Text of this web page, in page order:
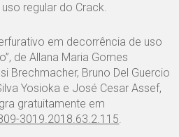
regular do Crack.
em decorrência de uso
de Allana Maria Gomes
Brechmacher, Bruno Del Guercio
Yosioka e José Cesar Assef,
gratuitamente em
3019.2018.63.2.115.